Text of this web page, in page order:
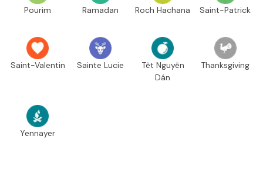
Pourim Ramadan Roch Hachana Saint-Patrick
Saint-Valentin Sainte Lucie
Têt Nguyên
Dán
Thanksgiving
Yennayer